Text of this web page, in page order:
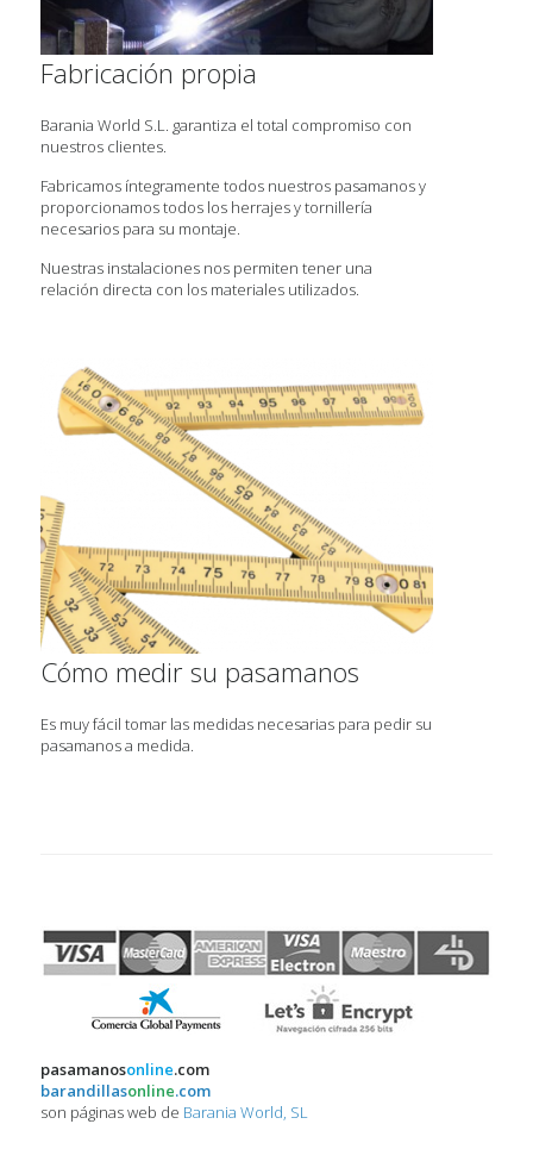
Fabricación propia
Barania World S.L. garantiza el total compromiso con
nuestros clientes.
Fabricamos íntegramente todos nuestros pasamanos y
proporcionamos todos los herrajes y tornillería
necesarios para su montaje.
Nuestras instalaciones nos permiten tener una
relación directa con los materiales utilizados.
Cómo medir su pasamanos
Es muy fácil tomar las medidas necesarias para pedir su
pasamanos a medida.
pasamanosonline.com
barandillasonline.com
son páginas web de Barania World, SL